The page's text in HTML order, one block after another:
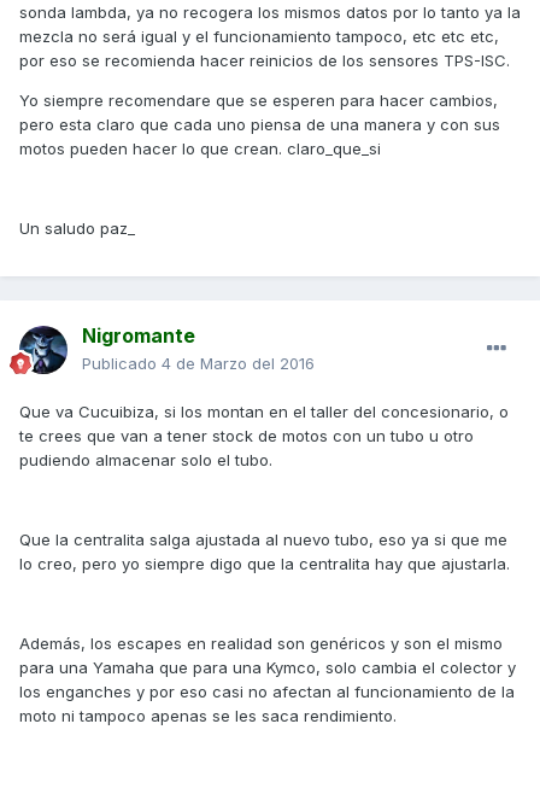
sonda lambda, ya no recogera los mismos datos por lo tanto ya la
mezcla no será igual y el funcionamiento tampoco, etc etc etc,
por eso se recomienda hacer reinicios de los sensores TPS-ISC.
Yo siempre recomendare que se esperen para hacer cambios,
pero esta claro que cada uno piensa de una manera y con sus
motos pueden hacer lo que crean. claro_que_si
Un saludo paz_
Nigromante
Publicado 4 de Marzo del 2016
Que va Cucuibiza, si los montan en el taller del concesionario, o
te crees que van a tener stock de motos con un tubo u otro
pudiendo almacenar solo el tubo.
Que la centralita salga ajustada al nuevo tubo, eso ya si que me
lo creo, pero yo siempre digo que la centralita hay que ajustarla.
Además, los escapes en realidad son genéricos y son el mismo
para una Yamaha que para una Kymco, solo cambia el colector y
los enganches y por eso casi no afectan al funcionamiento de la
moto ni tampoco apenas se les saca rendimiento.